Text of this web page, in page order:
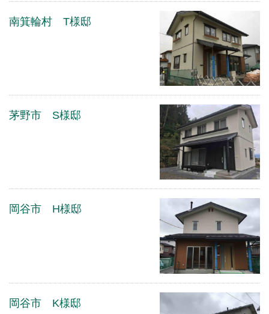
南箕輪村 T様邸
茅野市 S様邸
岡谷市 H様邸
岡谷市 K様邸